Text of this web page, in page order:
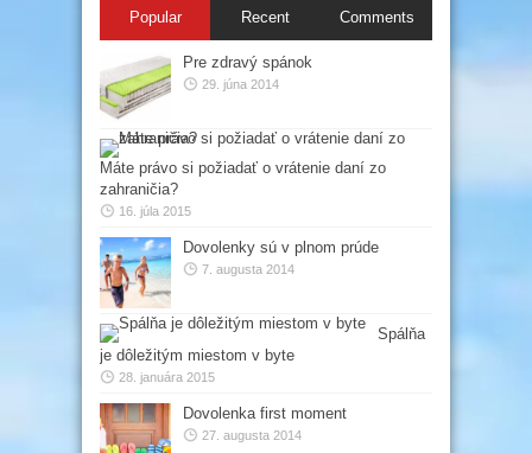
Popular Recent Comments
Pre zdravý spánok
29. júna 2014
Máte právo si požiadať o vrátenie daní zo
zahraničia?
16. júla 2015
Dovolenky sú v plnom prúde
7. augusta 2014
Spálňa
je dôležitým miestom v byte
28. januára 2015
Dovolenka first moment
27. augusta 2014